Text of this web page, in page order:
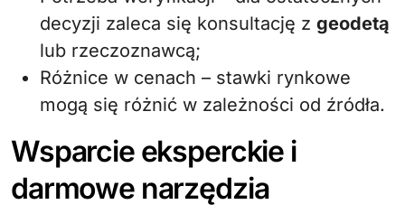
decyzji zaleca się konsultację z geodetą
lub rzeczoznawcą;
Różnice w cenach – stawki rynkowe
mogą się różnić w zależności od źródła.
Wsparcie eksperckie i
darmowe narzędzia